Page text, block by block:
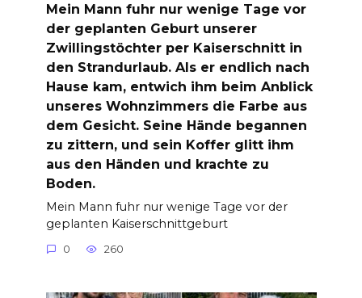
Mein Mann fuhr nur wenige Tage vor
der geplanten Geburt unserer
Zwillingstöchter per Kaiserschnitt in
den Strandurlaub. Als er endlich nach
Hause kam, entwich ihm beim Anblick
unseres Wohnzimmers die Farbe aus
dem Gesicht. Seine Hände begannen
zu zittern, und sein Koffer glitt ihm
aus den Händen und krachte zu
Boden.
Mein Mann fuhr nur wenige Tage vor der
geplanten Kaiserschnittgeburt
0 260